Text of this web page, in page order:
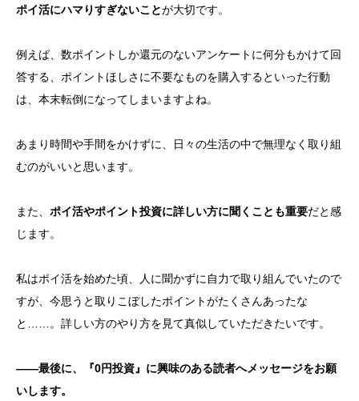
ポイ活にハマりすぎないことが大切です。
例えば、数ポイントしか還元のないアンケートに何分もかけて回
答する、ポイントほしさに不要なものを購入するといった行動
は、本末転倒になってしまいますよね。
あまり時間や手間をかけずに、日々の生活の中で無理なく取り組
むのがいいと思います。
また、 ポイ活やポイント投資に詳しい方に聞くことも重要だと感
じます。
私はポイ活を始めた頃、人に聞かずに自力で取り組んでいたので
すが、今思うと取りこぼしたポイントがたくさんあったな
と……。詳しい方のやり方を見て真似していただきたいです。
——最後に、『0円投資』に興味のある読者へメッセージをお願
いします。